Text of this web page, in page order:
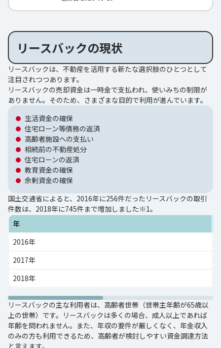
リースバックの現状
リースバックは、不動産を活用する新たな選択肢のひとつとして
注目されつつあります。
リースバックの売却資金は一時金で支払われ、使いみちの制限が
ありません。そのため、さまざまな目的で利用が進んでいます。
生活資金の確保
住宅ローン等債務の返済
高齢者施設への支払い
相続前の不動産処分
住宅ローンの返済
教育資金の確保
余剰資金の確保
国土交通省によると、2016年に256件だったリースバックの取引
件数は、2018年に745件まで増加しました※1。
年
2016年
2017年
2018年
リースバックの主な利用者は、高齢者世帯（世帯主年齢が65歳以
上の世帯）です。リースバックは多くの場合、成人以上であれば
年齢を問われません。また、年収の要件が厳しくなく、年金収入
のみの方も利用できるため、高齢者が検討しやすい資金調達方法